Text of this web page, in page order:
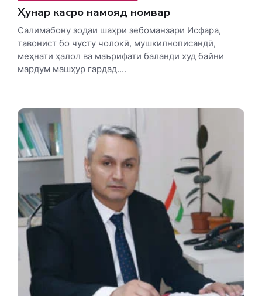
Ҳунар касро намояд номвар
Салимабону зодаи шаҳри зебоманзари Исфара,
тавонист бо чусту чолокӣ, мушкилнописандӣ,
меҳнати ҳалол ва маърифати баланди худ байни
мардум машҳур гардад....